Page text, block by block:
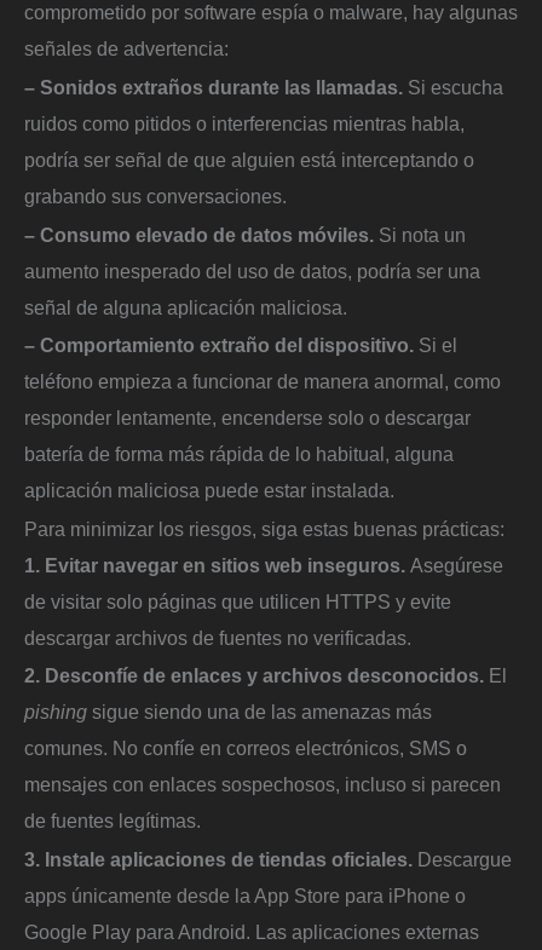
comprometido por software espía o malware, hay algunas
señales de advertencia:
– Sonidos extraños durante las llamadas. Si escucha
ruidos como pitidos o interferencias mientras habla,
podría ser señal de que alguien está interceptando o
grabando sus conversaciones.
– Consumo elevado de datos móviles. Si nota un
aumento inesperado del uso de datos, podría ser una
señal de alguna aplicación maliciosa.
– Comportamiento extraño del dispositivo. Si el
teléfono empieza a funcionar de manera anormal, como
responder lentamente, encenderse solo o descargar
batería de forma más rápida de lo habitual, alguna
aplicación maliciosa puede estar instalada.
Para minimizar los riesgos, siga estas buenas prácticas:
1. Evitar navegar en sitios web inseguros. Asegúrese
de visitar solo páginas que utilicen HTTPS y evite
descargar archivos de fuentes no verificadas.
2. Desconfíe de enlaces y archivos desconocidos. El
pishing sigue siendo una de las amenazas más
comunes. No confíe en correos electrónicos, SMS o
mensajes con enlaces sospechosos, incluso si parecen
de fuentes legítimas.
3. Instale aplicaciones de tiendas oficiales. Descargue
apps únicamente desde la App Store para iPhone o
Google Play para Android. Las aplicaciones externas